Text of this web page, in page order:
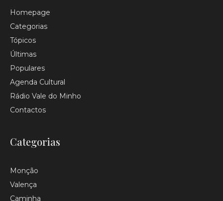
Homepage
Categorias
Tópicos
Últimas
Populares
Agenda Cultural
Rádio Vale do Minho
Contactos
Categorias
Monção
Valença
Caminha